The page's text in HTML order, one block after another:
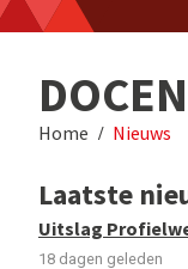
Home Nieuws
Laatste
Uitslag
18 dagen geleden